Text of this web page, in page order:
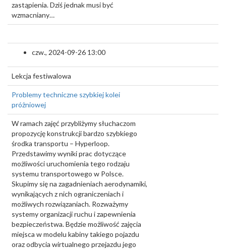
zastąpienia. Dziś jednak musi być
wzmacniany…
czw., 2024-09-26 13:00
Lekcja festiwalowa
Problemy techniczne szybkiej kolei
próżniowej
W ramach zajęć przybliżymy słuchaczom
propozycję konstrukcji bardzo szybkiego
środka transportu – Hyperloop.
Przedstawimy wyniki prac dotyczące
możliwości uruchomienia tego rodzaju
systemu transportowego w Polsce.
Skupimy się na zagadnieniach aerodynamiki,
wynikających z nich ograniczeniach i
możliwych rozwiązaniach. Rozważymy
systemy organizacji ruchu i zapewnienia
bezpieczeństwa. Będzie możliwość zajęcia
miejsca w modelu kabiny takiego pojazdu
oraz odbycia wirtualnego przejazdu jego